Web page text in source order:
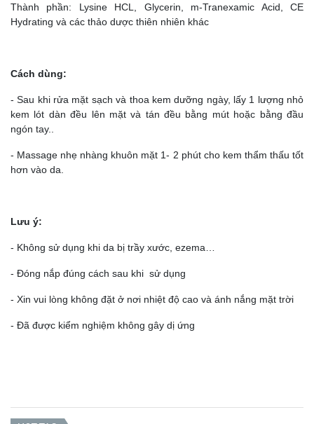
Thành phần: Lysine HCL, Glycerin, m-Tranexamic Acid, CE
Hydrating và các thảo dược thiên nhiên khác
Cách dùng:
- Sau khi rửa mặt sạch và thoa kem dưỡng ngày, lấy 1 lượng nhỏ
kem lót dàn đều lên mặt và tán đều bằng mút hoặc bằng đầu
ngón tay..
- Massage nhẹ nhàng khuôn mặt 1- 2 phút cho kem thẩm thấu tốt
hơn vào da.
Lưu ý:
- Không sử dụng khi da bị trầy xước, ezema…
- Đóng nắp đúng cách sau khi sử dụng
- Xin vui lòng không đặt ở nơi nhiệt độ cao và ánh nắng mặt trời
- Đã được kiểm nghiệm không gây dị ứng